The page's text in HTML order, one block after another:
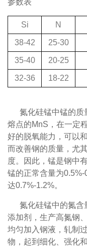
Si N
38-42 25-30
35-40 20-25
32-36 18-22
氮化硅锰中锰的质
熔点的MnS，在一定
好的脱氧能力，可以
而改善钢的质量，尤
度。因此，锰是钢中
锰的正常含量为
达0.7%-1.2%。
氮化硅锰中的氮含
添加剂，生产高氮钢
均匀加入钢液，轧制
物，起到细化、强化